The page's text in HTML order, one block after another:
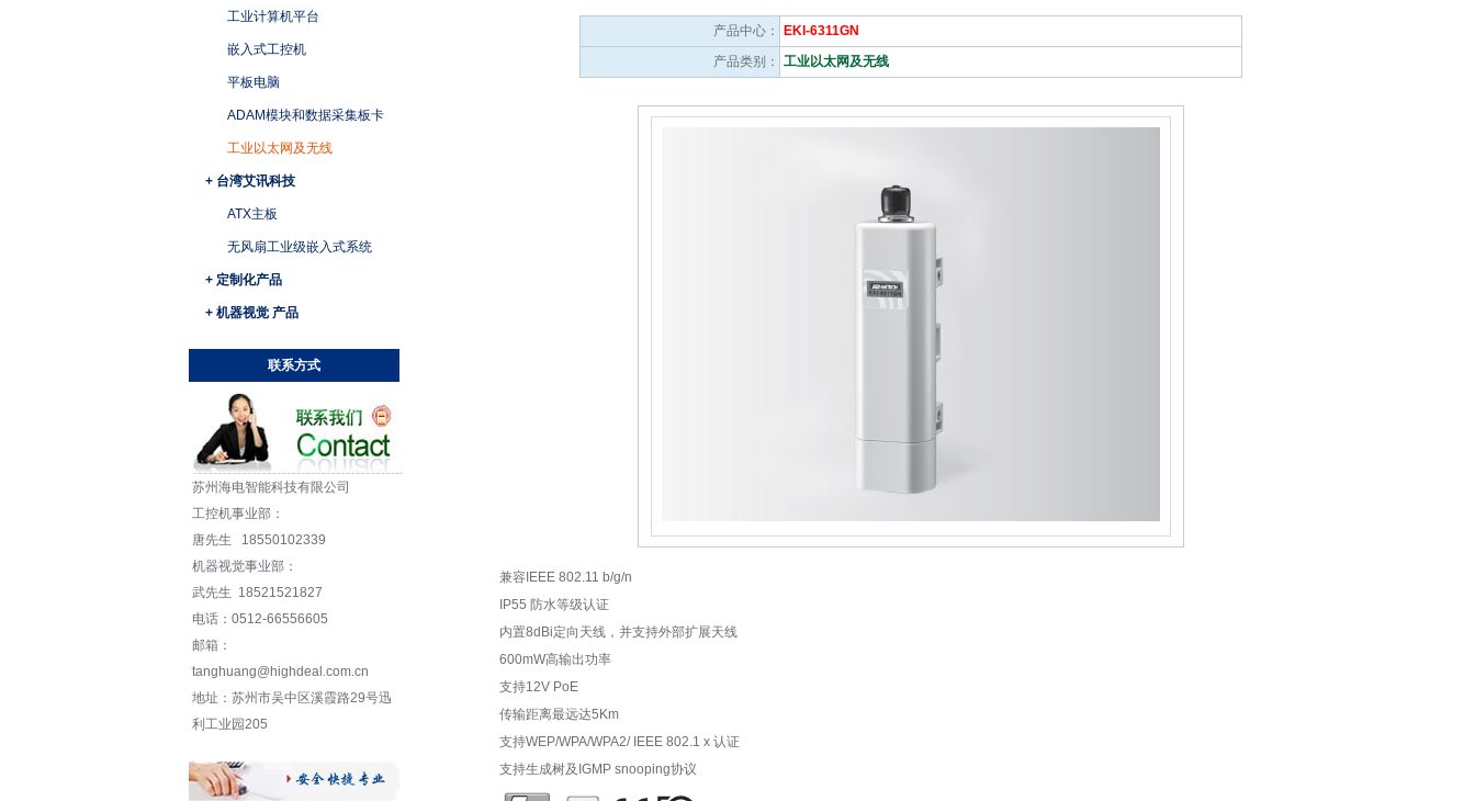
工业计算机平台
嵌入式工控机
平板电脑
ADAM模块和数据采集板卡
工业以太网及无线
+ 台湾艾讯科技
ATX主板
无风扇工业级嵌入式系统
+ 定制化产品
+ 机器视觉 产品
联系方式
苏州海电智能科技有限公司
工控机事业部：
唐先生 18550102339
机器视觉事业部：
武先生 18521521827
电话：0512-66556605
邮箱：
tanghuang@highdeal.com.cn
地址：苏州市吴中区溪霞路29号迅
利工业园205
产品中心：
EKI-6311GN
产品类别：
工业以太网及无线
兼容IEEE 802.11 b/g/n
IP55 防水等级认证
内置8dBi定向天线，并支持外部扩展天线
600mW高输出功率
支持12V PoE
传输距离最远达5Km
支持WEP/WPA/WPA2/ IEEE 802.1 x 认证
支持生成树及IGMP snooping协议